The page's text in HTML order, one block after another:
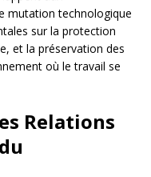
mutation technologique
sur la protection
et la préservation des
où le travail se
Relations